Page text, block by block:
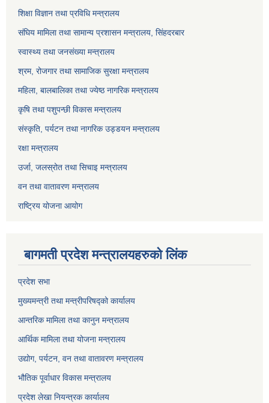
शिक्षा विज्ञान तथा प्रविधि मन्त्रालय
संघिय मामिला तथा सामान्य प्रशासन मन्त्रालय, सिंहदरबार
स्वास्थ्य तथा जनसंख्या मन्त्रालय
श्रम, रोजगार तथा सामाजिक सुरक्षा मन्त्रालय
महिला, बालबालिका तथा ज्येष्ठ नागरिक मन्त्रालय
कृषि तथा पशुपन्छी विकास मन्त्रालय
संस्कृति, पर्यटन तथा नागरिक उड्डयन मन्त्रालय
रक्षा मन्त्रालय
उर्जा, जलस्रोत तथा सिचाइ मन्त्रालय
वन तथा वातावरण मन्त्रालय
राष्ट्रिय योजना आयोग
बागमती प्रदेश मन्त्रालयहरुको लिंक
प्रदेश सभा
मुख्यमन्त्री तथा मन्त्रीपरिषद्को कार्यालय
आन्तरिक मामिला तथा कानुन मन्त्रालय
आर्थिक मामिला तथा योजना मन्त्रालय
उद्योग, पर्यटन, वन तथा वातावरण मन्त्रालय
भौतिक पूर्वाधार विकास मन्त्रालय
प्रदेश लेखा नियन्त्रक कार्यालय